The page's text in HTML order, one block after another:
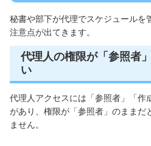
秘書や部下が代理でスケジュールを
注意点が出てきます。
代理人の権限が「参照者
い
代理人アクセスには「参照者」「作
があり、権限が「参照者」のままだ
ません。